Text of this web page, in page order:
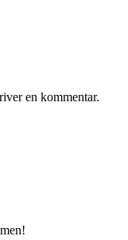
en kommentar.